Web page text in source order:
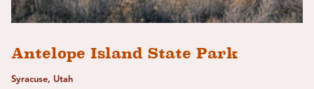
Antelope Island State Park
Syracuse, Utah